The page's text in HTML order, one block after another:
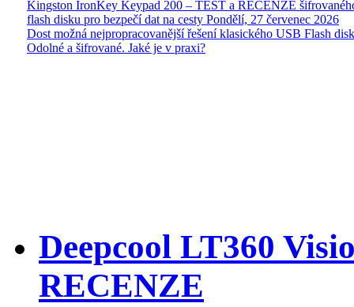
Kingston IronKey Keypad 200 – TEST a RECENZE
flash disku pro bezpečí dat na cesty Pondělí, 27 červenec 2026
Dost možná nejpropracovanější řešení klasického USB Flash
Odolné a šifrované. Jaké je v praxi?
Deepcool LT360
RECENZE